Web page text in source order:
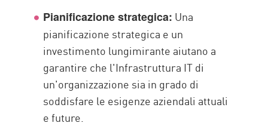
Pianificazione strategica: Una
pianificazione strategica e un
investimento lungimirante aiutano a
garantire che l'Infrastruttura IT di
un'organizzazione sia in grado di
soddisfare le esigenze aziendali attuali
e future.